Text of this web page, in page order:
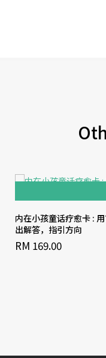
内在小孩童话疗愈卡 :
出解答，指引方向
RM 169.00